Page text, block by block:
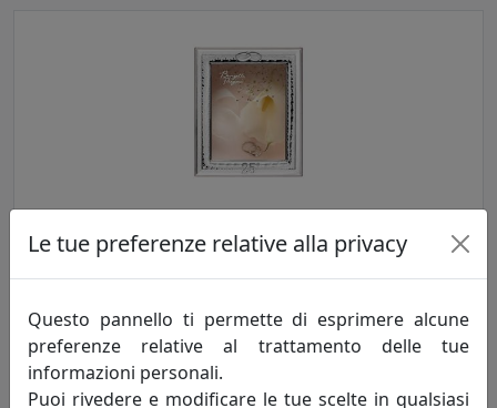
ARGENTATO CR126-4
Bongelli Preziosi
85,00 €
Le tue preferenze relative alla privacy
Questo pannello ti permette di esprimere alcune
preferenze relative al trattamento delle tue
informazioni personali.
Puoi rivedere e modificare le tue scelte in qualsiasi